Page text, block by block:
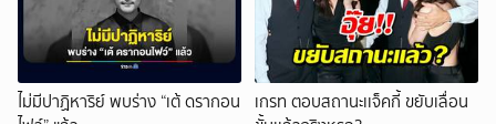
ไม่มีปาฏิหาริย์ พบร่าง “เต้ ดรากอน
เกรท ตอบสถานะเเจ็คกี้ ขยับเลื่อน
ยกเลิก